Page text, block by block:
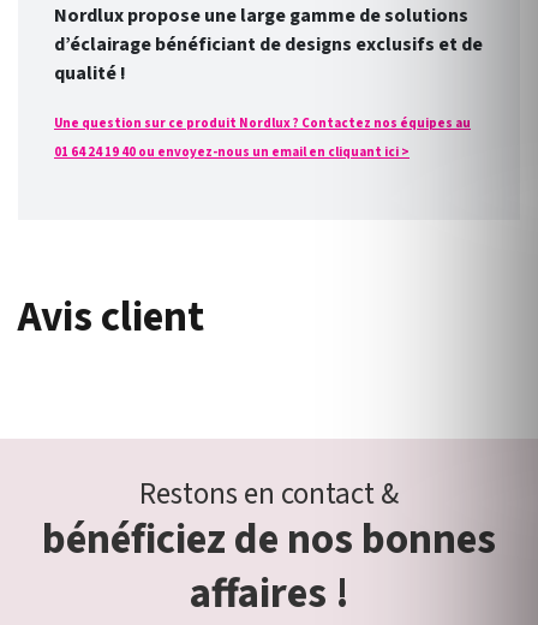
Nordlux propose une large gamme de solutions
d’éclairage bénéficiant de designs exclusifs et de
qualité !
Une question sur ce produit Nordlux ? Contactez nos équipes au
01 64 24 19 40 ou envoyez-nous un email en cliquant ici >
Avis client
Restons en contact &
bénéficiez de nos bonnes
affaires !